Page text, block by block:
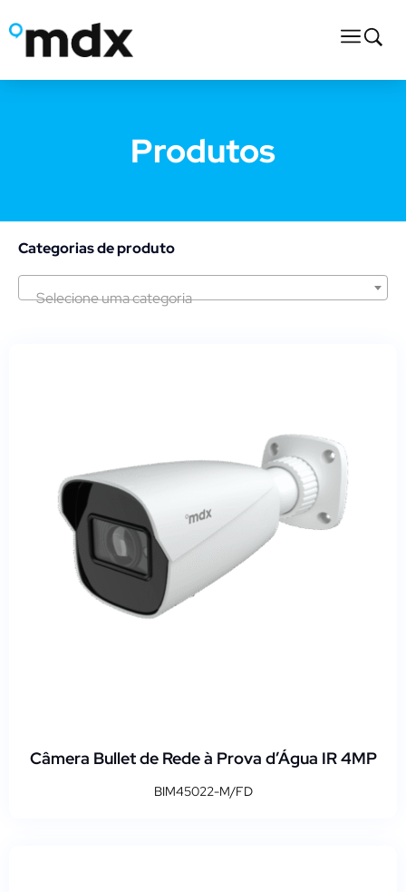
Produtos
Categorias de produto
Selecione uma categoria
Câmera Bullet de Rede à Prova d’Água IR 4MP
BIM45022-M/FD